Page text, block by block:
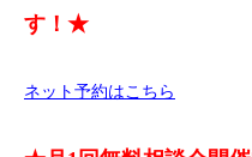
す！★
ネット予約はこちら